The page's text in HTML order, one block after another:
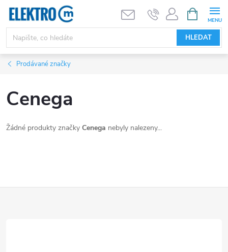
Přejít
obsah
HLEDAT
NÁKUPNÍ
KOŠÍK
Prodávané značky
Cenega
Žádné produkty značky Cenega nebyly nalezeny...